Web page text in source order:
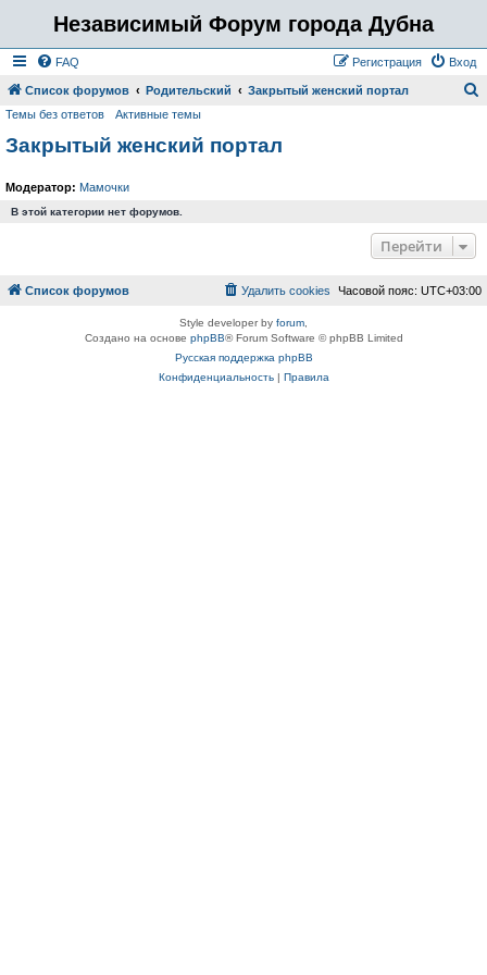
Независимый Форум города Дубна
FAQ Вход
Регистрация
Список форумов Родительский Закрытый женский портал
Темы без ответов Активные темы
Закрытый женский портал
Модератор: Мамочки
В этой категории нет форумов.
Перейти
Список форумов Часовой пояс: UTC+03:00
Удалить cookies
Style developer by forum
Создано на основе phpBB® Forum Software © phpBB Limited
Русская поддержка phpBB
Конфиденциальность| Правила